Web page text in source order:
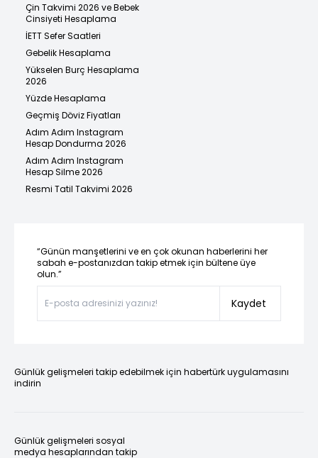
Çin Takvimi 2026 ve Bebek
Cinsiyeti Hesaplama
İETT Sefer Saatleri
Gebelik Hesaplama
Yükselen Burç Hesaplama
2026
Yüzde Hesaplama
Geçmiş Döviz Fiyatları
Adım Adım Instagram
Hesap Dondurma 2026
Adım Adım Instagram
Hesap Silme 2026
Resmi Tatil Takvimi 2026
“Günün manşetlerini ve en çok okunan haberlerini her
sabah e-postanızdan takip etmek için bültene üye
olun.”
Kaydet
Günlük gelişmeleri takip edebilmek için habertürk uygulamasını
indirin
Günlük gelişmeleri sosyal
medya hesaplarından takip